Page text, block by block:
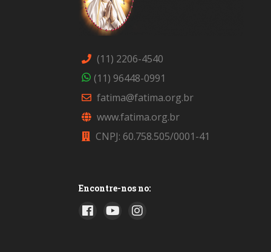
(11) 2206-4540
(11) 96448-0991
fatima@fatima.org.br
www.fatima.org.br
CNPJ: 60.758.505/0001-41
Encontre-nos no: